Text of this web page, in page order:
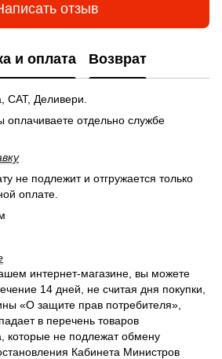
отзыв
и оплата Возврат
САТ, Деливери.
оплачиваете отдельно службе
не подлежит и отгружается только
оплате.
интернет-магазине, вы можете
14 дней, не считая дня покупки,
«О защите прав потребителя»,
в перечень товаров
которые не подлежат обмену
Кабинета Министров